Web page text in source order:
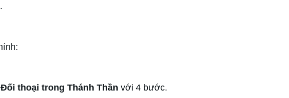
.
thoại trong Thánh Thần với 4 bước.